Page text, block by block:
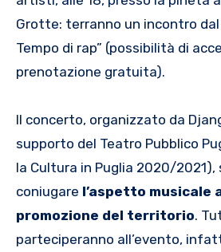
Grotte: terranno un incontro
Tempo di rap” (possibilità di
prenotazione gratuita).
Il concerto, organizzato da
supporto del Teatro Pubblico
la Cultura in Puglia 2020/2021),
coniugare l’aspetto musicale
promozione del territorio.
parteciperanno all’evento,